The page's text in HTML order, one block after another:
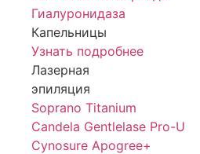
Гиалуронидаза
Капельницы
Узнать подробнее
Лазерная
эпиляция
Soprano Titanium
Candela Gentlelase Pro-U
Cynosure Apogree+